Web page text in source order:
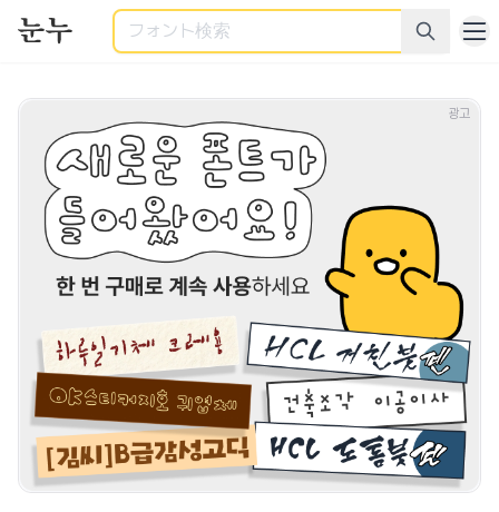
検索
광고